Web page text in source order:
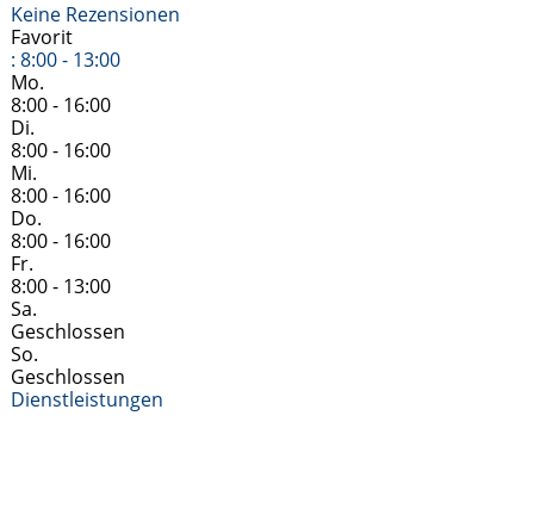
Keine Rezensionen
Favorit
:8:00 - 13:00
Mo.
8:00 - 16:00
Di.
8:00 - 16:00
Mi.
8:00 - 16:00
Do.
8:00 - 16:00
Fr.
8:00 - 13:00
Sa.
Geschlossen
So.
Geschlossen
Dienstleistungen